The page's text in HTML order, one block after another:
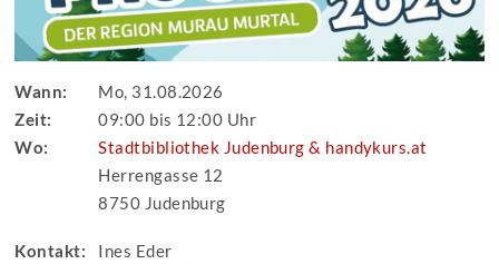
Wann:
Mo, 31.08.2026
Zeit:
09:00 bis 12:00 Uhr
Wo:
Stadtbibliothek Judenburg & handykurs.at
Herrengasse 12
8750 Judenburg
Kontakt:
Ines Eder